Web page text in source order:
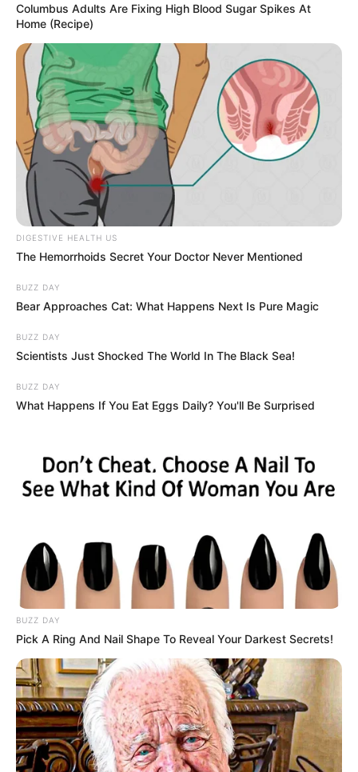
Columbus Adults Are Fixing High Blood Sugar Spikes At
Home (Recipe)
DIGESTIVE HEALTH US
The Hemorrhoids Secret Your Doctor Never Mentioned
BUZZ DAY
Bear Approaches Cat: What Happens Next Is Pure Magic
BUZZ DAY
Scientists Just Shocked The World In The Black Sea!
BUZZ DAY
What Happens If You Eat Eggs Daily? You'll Be Surprised
BUZZ DAY
Pick A Ring And Nail Shape To Reveal Your Darkest Secrets!